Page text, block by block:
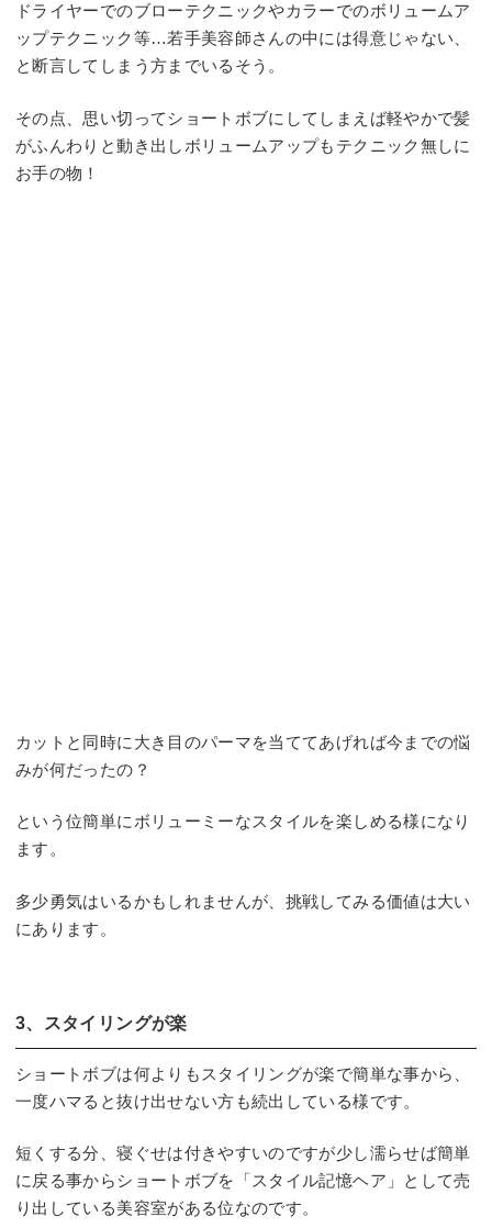
ドライヤーでのブローテクニックやカラーでのボリュームア
ップテクニック等…若手美容師さんの中には得意じゃない、
と断言してしまう方までいるそう。
その点、思い切ってショートボブにしてしまえば軽やかで髪
がふんわりと動き出しボリュームアップもテクニック無しに
お手の物！
カットと同時に大き目のパーマを当ててあげれば今までの悩
みが何だったの？
という位簡単にボリューミーなスタイルを楽しめる様になり
ます。
多少勇気はいるかもしれませんが、挑戦してみる価値は大い
にあります。
3、スタイリングが楽
ショートボブは何よりもスタイリングが楽で簡単な事から、
一度ハマると抜け出せない方も続出している様です。
短くする分、寝ぐせは付きやすいのですが少し濡らせば簡単
に戻る事からショートボブを「スタイル記憶ヘア」として売
り出している美容室がある位なのです。